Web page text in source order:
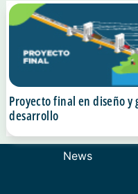
Proyecto final en diseño
desarrollo